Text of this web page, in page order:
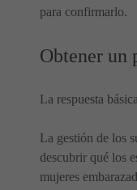
para confirmarlo.
Obtener un
La respuesta
La gestión de los
descubrir qué los
mujeres